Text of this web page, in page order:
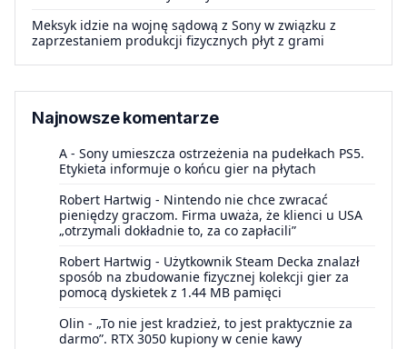
Meksyk idzie na wojnę sądową z Sony w związku z
zaprzestaniem produkcji fizycznych płyt z grami
Najnowsze komentarze
A - Sony umieszcza ostrzeżenia na pudełkach PS5.
Etykieta informuje o końcu gier na płytach
Robert Hartwig - Nintendo nie chce zwracać
pieniędzy graczom. Firma uważa, że klienci u USA
„otrzymali dokładnie to, za co zapłacili”
Robert Hartwig - Użytkownik Steam Decka znalazł
sposób na zbudowanie fizycznej kolekcji gier za
pomocą dyskietek z 1.44 MB pamięci
Olin - „To nie jest kradzież, to jest praktycznie za
darmo”. RTX 3050 kupiony w cenie kawy